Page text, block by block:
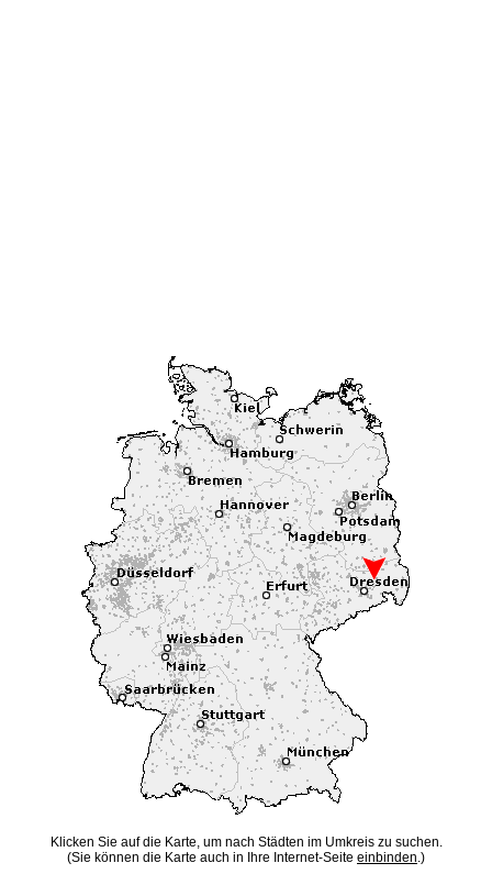
Klicken Sie auf die Karte, um nach Städten im Umkreis zu suchen.
(Sie können die Karte auch in Ihre Internet-Seite einbinden.)